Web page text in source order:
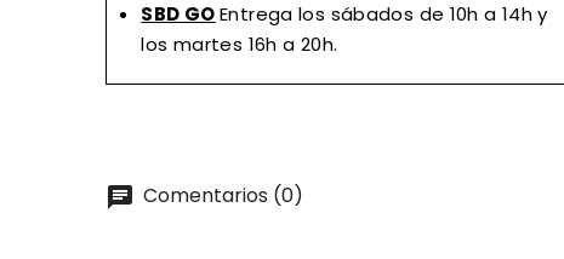
SBD GOEntrega los sábados de 10h a 14h y
los martes 16h a 20h.
Comentarios (0)